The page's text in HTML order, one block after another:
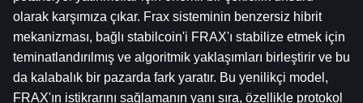
olarak karşımıza çıkar. Frax sisteminin benzersiz hibrit
mekanizması, bağlı stabilcoin'i FRAX'ı stabilize etmek için
teminatlandırılmış ve algoritmik yaklaşımları birleştirir ve bu
da kalabalık bir pazarda fark yaratır. Bu yenilikçi model,
FRAX'ın istikrarını sağlamanın yanı sıra, özellikle protokol